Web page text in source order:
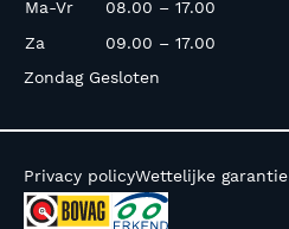
Ma-Vr
08.00 – 17.00
Za
09.00 – 17.00
Zondag Gesloten
Privacy policyWettelijke garantie